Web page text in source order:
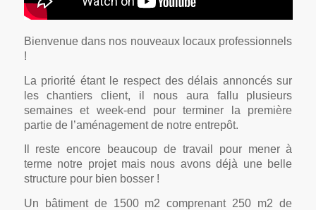
Bienvenue dans nos nouveaux locaux professionnels
!
La priorité étant le respect des délais annoncés sur
les chantiers client, il nous aura fallu plusieurs
semaines et week-end pour terminer la première
partie de l’aménagement de notre entrepôt.
Il reste encore beaucoup de travail pour mener à
terme notre projet mais nous avons déjà une belle
structure pour bien bosser !
Un bâtiment de 1500 m2 comprenant 250 m2 de